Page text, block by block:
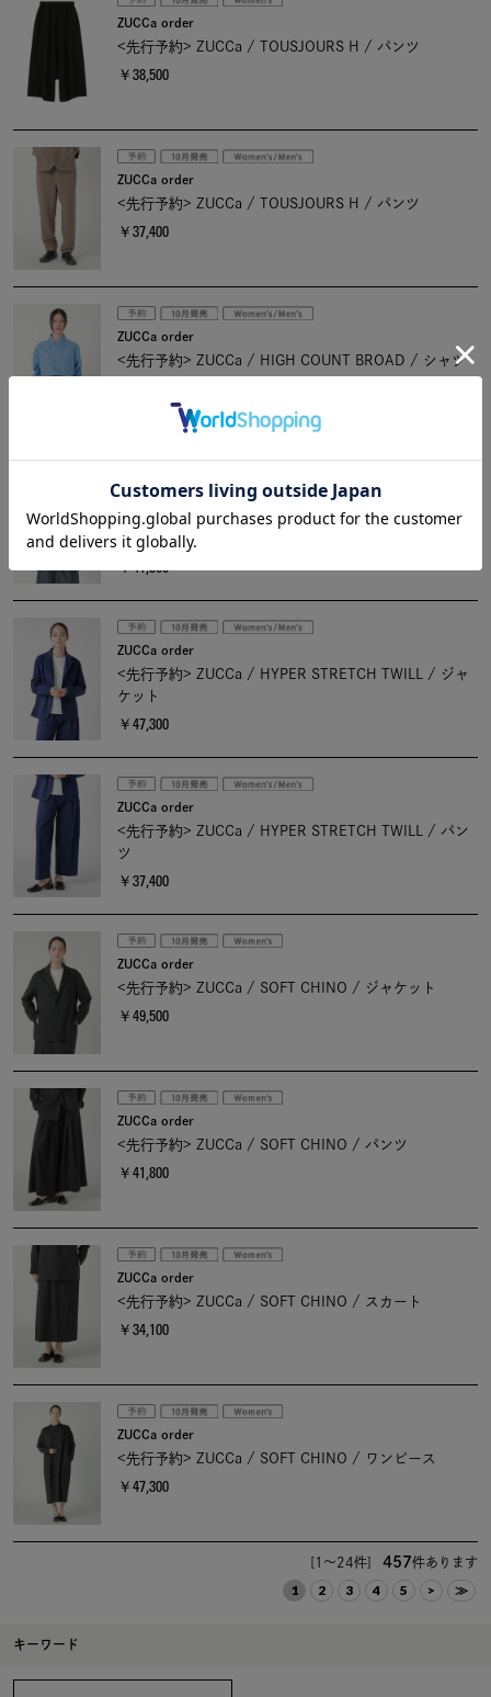
ZUCCa order
<先行予約> ZUCCa / TOUSJOURS H / パンツ
￥38,500
ZUCCa order
<先行予約> ZUCCa / TOUSJOURS H / パンツ
￥37,400
ZUCCa order
<先行予約> ZUCCa / HIGH COUNT BROAD / シャツ
ZUCCa order
<先行予約> ZUCCa / HIGH COUNT BROAD / ブラウ
ス
￥41,800
ZUCCa order
<先行予約> ZUCCa / HYPER STRETCH TWILL / ジャ
ケット
￥47,300
ZUCCa order
<先行予約> ZUCCa / HYPER STRETCH TWILL / パン
ツ
￥37,400
ZUCCa order
<先行予約> ZUCCa / SOFT CHINO / ジャケット
￥49,500
ZUCCa order
<先行予約> ZUCCa / SOFT CHINO / パンツ
￥41,800
ZUCCa order
<先行予約> ZUCCa / SOFT CHINO / スカート
￥34,100
ZUCCa order
<先行予約> ZUCCa / SOFT CHINO / ワンピース
￥47,300
[1～24件] 457件あります
1 2 3 4 5 > ≫
キーワード